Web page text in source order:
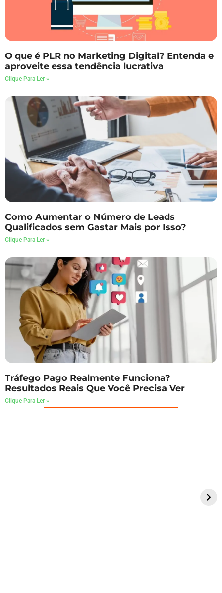
O que é PLR no Marketing Digital? Entenda e
aproveite essa tendência lucrativa
Clique Para Ler »
Como Aumentar o Número de Leads
Qualificados sem Gastar Mais por Isso?
Clique Para Ler »
Tráfego Pago Realmente Funciona?
Resultados Reais Que Você Precisa Ver
Clique Para Ler »